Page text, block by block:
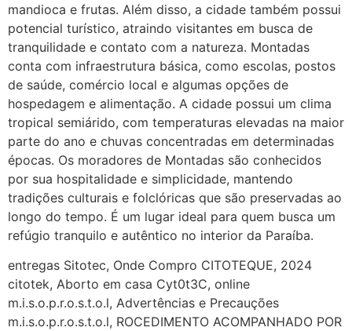
mandioca e frutas. Além disso, a cidade também possui
potencial turístico, atraindo visitantes em busca de
tranquilidade e contato com a natureza. Montadas
conta com infraestrutura básica, como escolas, postos
de saúde, comércio local e algumas opções de
hospedagem e alimentação. A cidade possui um clima
tropical semiárido, com temperaturas elevadas na maior
parte do ano e chuvas concentradas em determinadas
épocas. Os moradores de Montadas são conhecidos
por sua hospitalidade e simplicidade, mantendo
tradições culturais e folclóricas que são preservadas ao
longo do tempo. É um lugar ideal para quem busca um
refúgio tranquilo e autêntico no interior da Paraíba.
entregas Sitotec, Onde Compro CITOTEQUE, 2024
citotek, Aborto em casa Cyt0t3C, online
m.i.s.o.p.r.o.s.t.o.l, Advertências e Precauções
m.i.s.o.p.r.o.s.t.o.l, ROCEDIMENTO ACOMPANHADO POR
22/05/2026 17:09:20
Helly
(1999997****
em http://www.proaborto.com)
Entao q seja
22/05/2026 17:09:25
G (1199866**** em
http://www.proaborto.com)
Mulheres vocês sabem dizer
quem já tomou os remédio se
depois que para de menstruar
começa a sair um líquido
transparente, se é normal ?
22/05/2026 17:10:05